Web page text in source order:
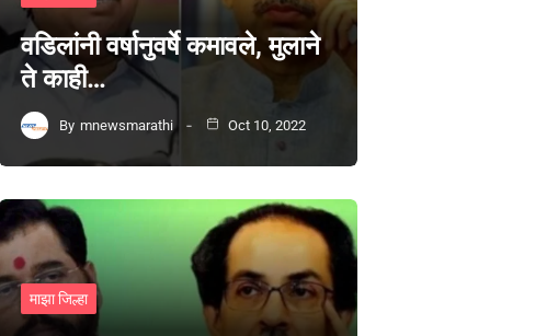
वडिलांनी वर्षानुवर्षे कमावले, मुलाने
ते काही…
By mnewsmarathi Oct 10, 2022
माझा जिल्हा